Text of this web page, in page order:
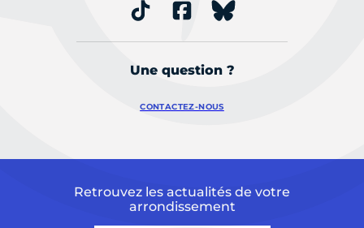
Une question ?
CONTACTEZ-NOUS
Retrouvez les actualités de votre
arrondissement